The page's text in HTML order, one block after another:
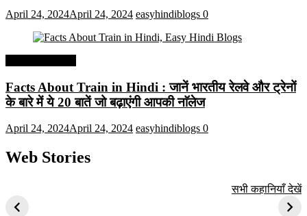
April 24, 2024April 24, 2024 easyhindiblogs 0
Facts About Train in Hindi : जानें भारतीय रेलवे और ट्रेनों
के बारे में ये 20 बातें जो बढ़ाएंगी आपकी नाॅलेज
April 24, 2024April 24, 2024 easyhindiblogs 0
Web Stories
तकनीक जो आपको
ऐतिहासिक स्थान
सभी कहानियाँ देखें